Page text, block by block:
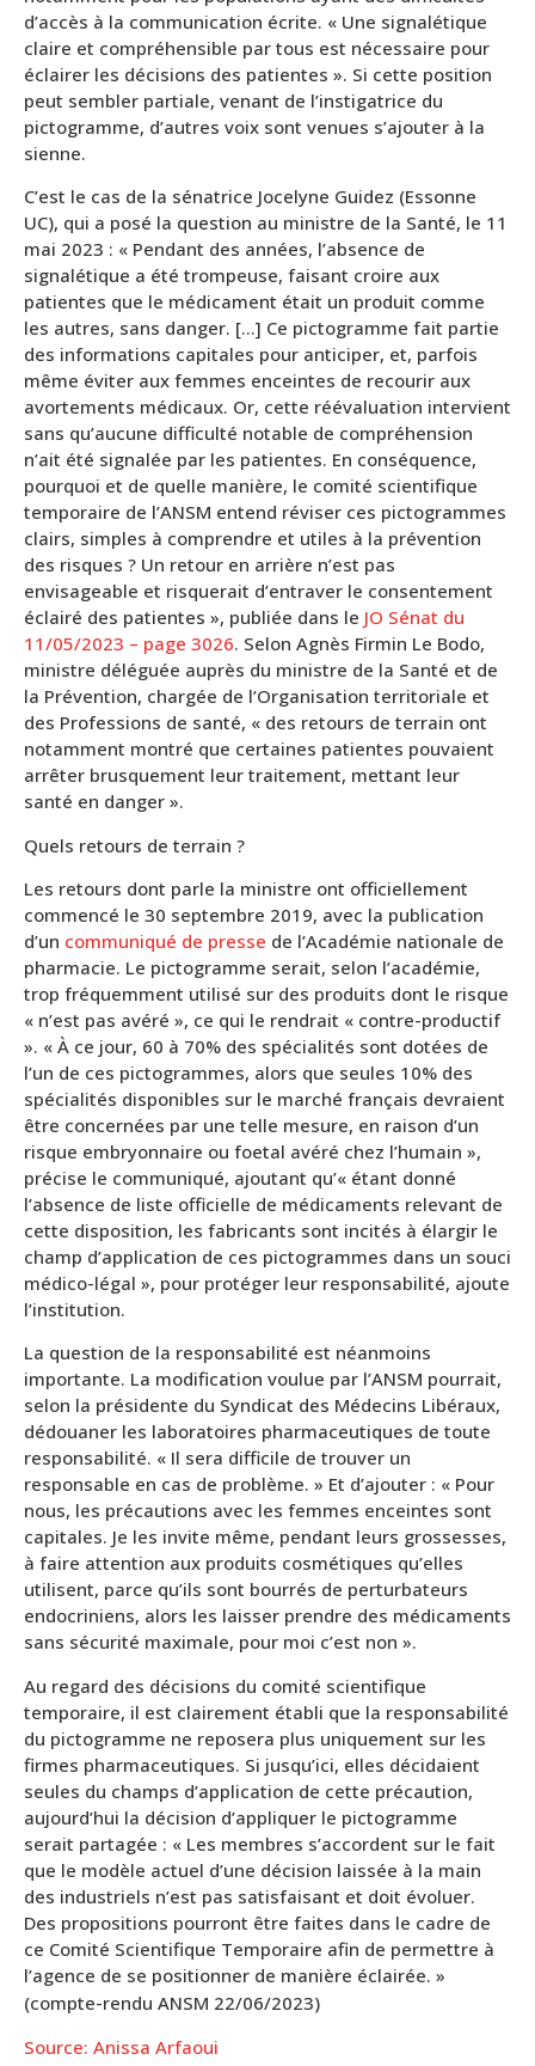
d’accès à la communication écrite. « Une signalétique
claire et compréhensible par tous est nécessaire pour
éclairer les décisions des patientes ». Si cette position
peut sembler partiale, venant de l’instigatrice du
pictogramme, d’autres voix sont venues s’ajouter à la
sienne.
C’est le cas de la sénatrice Jocelyne Guidez (Essonne
UC), qui a posé la question au ministre de la Santé, le 11
mai 2023 : « Pendant des années, l’absence de
signalétique a été trompeuse, faisant croire aux
patientes que le médicament était un produit comme
les autres, sans danger. […] Ce pictogramme fait partie
des informations capitales pour anticiper, et, parfois
même éviter aux femmes enceintes de recourir aux
avortements médicaux. Or, cette réévaluation intervient
sans qu’aucune difficulté notable de compréhension
n’ait été signalée par les patientes. En conséquence,
pourquoi et de quelle manière, le comité scientifique
temporaire de l’ANSM entend réviser ces pictogrammes
clairs, simples à comprendre et utiles à la prévention
des risques ? Un retour en arrière n’est pas
envisageable et risquerait d’entraver le consentement
éclairé des patientes », publiée dans le JO Sénat du
11/05/2023 – page 3026. Selon Agnès Firmin Le Bodo,
ministre déléguée auprès du ministre de la Santé et de
la Prévention, chargée de l’Organisation territoriale et
des Professions de santé, « des retours de terrain ont
notamment montré que certaines patientes pouvaient
arrêter brusquement leur traitement, mettant leur
santé en danger ».
Quels retours de terrain ?
Les retours dont parle la ministre ont officiellement
commencé le 30 septembre 2019, avec la publication
d’un communiqué de presse de l’Académie nationale de
pharmacie. Le pictogramme serait, selon l’académie,
trop fréquemment utilisé sur des produits dont le risque
« n’est pas avéré », ce qui le rendrait « contre-productif
». « À ce jour, 60 à 70% des spécialités sont dotées de
l’un de ces pictogrammes, alors que seules 10% des
spécialités disponibles sur le marché français devraient
être concernées par une telle mesure, en raison d’un
risque embryonnaire ou foetal avéré chez l’humain »,
précise le communiqué, ajoutant qu’« étant donné
l’absence de liste officielle de médicaments relevant de
cette disposition, les fabricants sont incités à élargir le
champ d’application de ces pictogrammes dans un souci
médico-légal », pour protéger leur responsabilité, ajoute
l’institution.
La question de la responsabilité est néanmoins
importante. La modification voulue par l’ANSM pourrait,
selon la présidente du Syndicat des Médecins Libéraux,
dédouaner les laboratoires pharmaceutiques de toute
responsabilité. « Il sera difficile de trouver un
responsable en cas de problème. » Et d’ajouter : « Pour
nous, les précautions avec les femmes enceintes sont
capitales. Je les invite même, pendant leurs grossesses,
à faire attention aux produits cosmétiques qu’elles
utilisent, parce qu’ils sont bourrés de perturbateurs
endocriniens, alors les laisser prendre des médicaments
sans sécurité maximale, pour moi c’est non ».
Au regard des décisions du comité scientifique
temporaire, il est clairement établi que la responsabilité
du pictogramme ne reposera plus uniquement sur les
firmes pharmaceutiques. Si jusqu’ici, elles décidaient
seules du champs d’application de cette précaution,
aujourd’hui la décision d’appliquer le pictogramme
serait partagée : « Les membres s’accordent sur le fait
que le modèle actuel d’une décision laissée à la main
des industriels n’est pas satisfaisant et doit évoluer.
Des propositions pourront être faites dans le cadre de
ce Comité Scientifique Temporaire afin de permettre à
l’agence de se positionner de manière éclairée. »
(compte-rendu ANSM 22/06/2023)
Source: Anissa Arfaoui